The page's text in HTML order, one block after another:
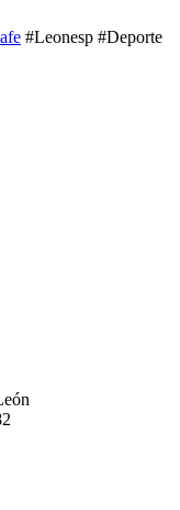
#Leonesp #Deporte